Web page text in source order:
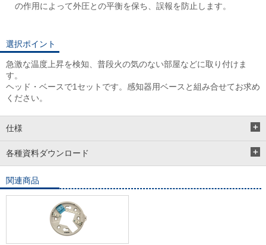
の作用によって外圧との平衡を保ち、誤報を防止します。
選択ポイント
急激な温度上昇を検知、普段火の気のない部屋などに取り付けま
す。
ヘッド・ベースで1セットです。感知器用ベースと組み合せてお求め
ください。
仕様
各種資料ダウンロード
関連商品